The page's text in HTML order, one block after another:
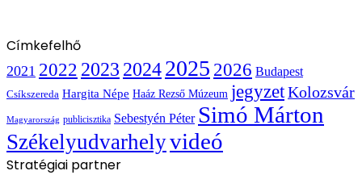
Címkefelhő
2021 2022 2023 20242025 2026 Budapest
Csíkszereda Hargita Népe Haáz Rezső Múzeum jegyzetKolozsvár
Magyarország publicisztika Sebestyén Péter Simó Márton
Székelyudvarhelyvideó
Stratégiai partner